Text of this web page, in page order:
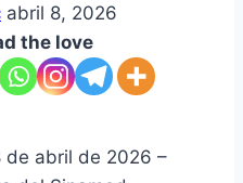
abril 8, 2026
the love
de abril de 2026 –